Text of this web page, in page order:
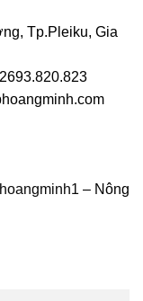
Tp.Pleiku, Gia
– Nông